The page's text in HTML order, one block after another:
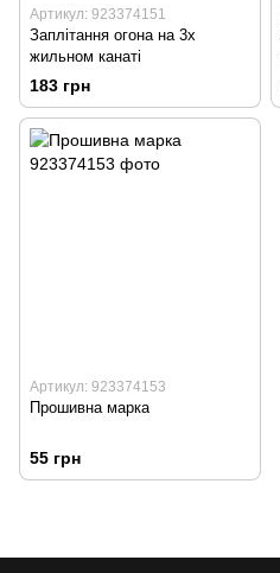
Артикул: 923374151
Заплітання огона на 3х
жильном канаті
183 грн
Артикул: 923374153
Прошивна марка
55 грн